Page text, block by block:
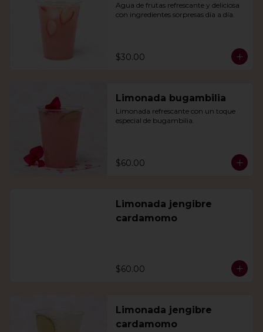
Agua de frutas refrescante y deliciosa
con ingredientes sorpresas día a día.
$30.00
Limonada bugambilia
Limonada refrescante con un toque
especial de bugambilia.
$60.00
Limonada jengibre
cardamomo
$60.00
Limonada jengibre
cardamomo